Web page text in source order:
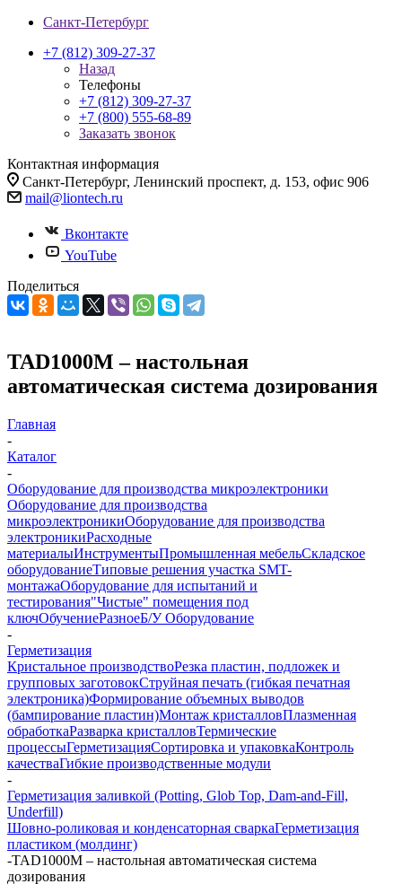
Санкт-Петербург
+7 (812) 309-27-37
Назад
Телефоны
+7 (812) 309-27-37
+7 (800) 555-68-89
Заказать звонок
Контактная информация
Санкт-Петербург, Ленинский проспект, д. 153, офис 906
mail@liontech.ru
Вконтакте
YouTube
Поделиться
TAD1000M – настольная
автоматическая система дозирования
Главная
-
Каталог
-
Оборудование для производства микроэлектроники
Оборудование для производства
микроэлектроникиОборудование для производства
электроникиРасходные
материалыИнструментыПромышленная мебельСкладское
оборудованиеТиповые решения участка SMT-
монтажаОборудование для испытаний и
тестирования"Чистые" помещения под
ключОбучениеРазноеБ/У Оборудование
-
Герметизация
Кристальное производствоРезка пластин, подложек и
групповых заготовокСтруйная печать (гибкая печатная
электроника)Формирование объемных выводов
(бампирование пластин)Монтаж кристалловПлазменная
обработкаРазварка кристалловТермические
процессыГерметизацияСортировка и упаковкаКонтроль
качестваГибкие производственные модули
-
Герметизация заливкой (Potting, Glob Top, Dam-and-Fill,
Underfill)
Шовно-роликовая и конденсаторная сваркаГерметизация
пластиком (молдинг)
-TAD1000M – настольная автоматическая система
дозирования